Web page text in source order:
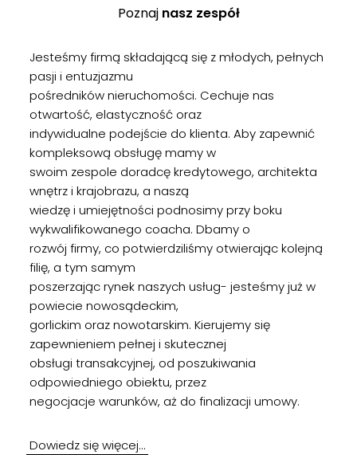
Poznaj nasz zespół
Jesteśmy firmą składającą się z młodych, pełnych
pasji i entuzjazmu
pośredników nieruchomości. Cechuje nas
otwartość, elastyczność oraz
indywidualne podejście do klienta. Aby zapewnić
kompleksową obsługę mamy w
swoim zespole doradcę kredytowego, architekta
wnętrz i krajobrazu, a naszą
wiedzę i umiejętności podnosimy przy boku
wykwalifikowanego coacha. Dbamy o
rozwój firmy, co potwierdziliśmy otwierając kolejną
filię, a tym samym
poszerzając rynek naszych usług- jesteśmy już w
powiecie nowosądeckim,
gorlickim oraz nowotarskim. Kierujemy się
zapewnieniem pełnej i skutecznej
obsługi transakcyjnej, od poszukiwania
odpowiedniego obiektu, przez
negocjacje warunków, aż do finalizacji umowy.
Dowiedz się więcej…